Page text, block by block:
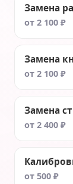
Замена
от 2 100 ₽
Замена
от 2 100 ₽
Замена
от 2 400 ₽
от 500 ₽